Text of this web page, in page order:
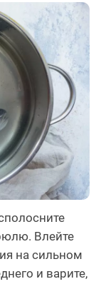
Влейте
на сильном
и варите,